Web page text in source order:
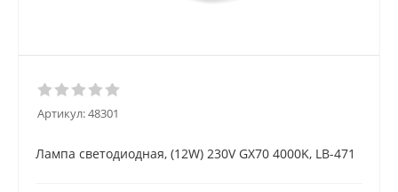
Артикул:48301
Лампа cветодиодная, (12W) 230V GX70 4000K, LB-471